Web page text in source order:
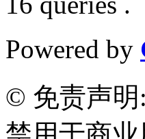
Powered by
© 免责声明